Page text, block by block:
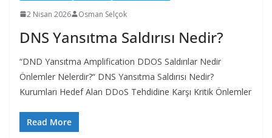
2 Nisan 2026 Osman Selçok
DNS Yansıtma Saldırısı Nedir?
“DND Yansıtma Amplification DDOS Saldırılar Nedir
Önlemler Nelerdir?“ DNS Yansıtma Saldırısı Nedir?
Kurumları Hedef Alan DDoS Tehdidine Karşı Kritik Önlemler
Read More